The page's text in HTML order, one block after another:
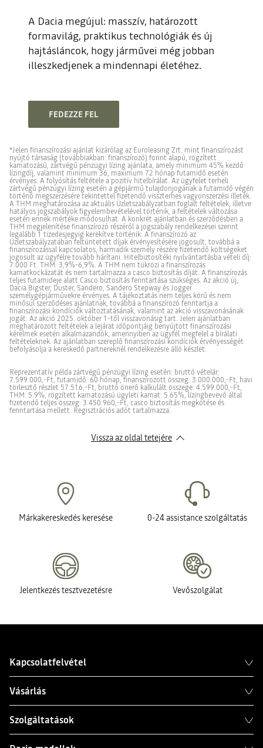
A Dacia megújul: masszív, határozott
formavilág, praktikus technológiák és új
hajtásláncok, hogy járművei még jobban
illeszkedjenek a mindennapi életéhez.
FEDEZZE FEL
*Jelen finanszírozási ajánlat kizárólag az Euroleasing Zrt. mint finanszírozást
nyújtó társaság (továbbiakban: finanszírozó) forint alapú, rögzített
kamatozású, zártvégű pénzügyi lízing ajánlata, amely minimum 45% kezdő
lízingdíj, valamint minimum 36, maximum 72 hónap futamidő esetén
érvényes. A folyósítás feltétele a pozitív hitelbírálat. Az ügyfelet terheli
zártvégű pénzügyi lízing esetén a gépjármű tulajdonjogának a futamidő végén
történő megszerzésére tekintettel fizetendő visszterhes vagyonszerzési illeték.
A THM meghatározása az aktuális Üzletszabályzatban foglalt feltételek, illetve
hatályos jogszabályok figyelembevételével történik, a feltételek változása
esetén ennek mértéke módosulhat. A konkrét ajánlatban és szerződésben a
THM megjelenítése finanszírozó részéről a jogszabály rendelkezései szerint
legalább 1 tizedesjegyig kerekítve történik. A finanszírozó az
Üzletszabályzatában feltüntetett díjak érvényesítésére jogosult, továbbá a
finanszírozással kapcsolatos, harmadik személy részére fizetendő költségeket
jogosult az ügyfélre tovább hárítani. Hitelbiztosítéki nyilvántartásba vételi díj:
7.000 Ft. THM: 3,9%-6,9%. A THM nem tükrözi a finanszírozás
kamatkockázatát és nem tartalmazza a casco biztosítás díját. A finanszírozás
teljes futamideje alatt Casco biztosítás fenntartása szükséges. Az akció új,
Dacia Bigster, Duster, Sandero, Sandero Stepway és Jogger
személygépjárművekre érvényes. A tájékoztatás nem teljes körű és nem
minősül szerződéses ajánlatnak, továbbá a finanszírozó fenntartja a
finanszírozási kondíciók változtatásának, valamint az akció visszavonásának
jogát. Az akció 2025. október 1-től visszavonásig tart. Jelen ajánlatban
meghatározott feltételek a lejárat időpontjáig benyújtott finanszírozási
kérelmek esetén alkalmazandók, amennyiben az ügyfél megfelel a bírálati
feltételeknek. Az ajánlatban szereplő finanszírozási kondíciók érvényességét
befolyásolja a kereskedő partnereknél rendelkezésre álló készlet.
Reprezentatív példa zártvégű pénzügyi lízing esetén: bruttó vételár:
7.599.000,-Ft, futamidő: 60 hónap, finanszírozott összeg: 3.000.000,-Ft, havi
törlesztő részlet 57.516,-Ft, bruttó önerő kalkulált összege: 4.599.000,-Ft,
THM: 5.9%, rögzített kamatozású ügyleti kamat: 5.65%, lízingbevevő által
fizetendő teljes összeg: 3.450.960,-Ft, casco biztosítás megkötése és
fenntartása mellett. Regisztrációs adót tartalmazza.
Vissza az oldal tetejére
Márkakereskedés keresése 0-24 assistance szolgáltatás
Jelentkezés tesztvezetésre Vevőszolgálat
Kapcsolatfelvétel
Vásárlás
Szolgáltatások